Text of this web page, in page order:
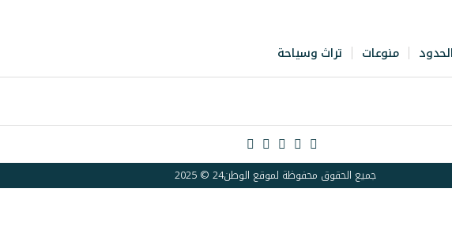
منوعات تراث وسياحة
جميع الحقوق محفوظة لموقع الوطن24 © 2025